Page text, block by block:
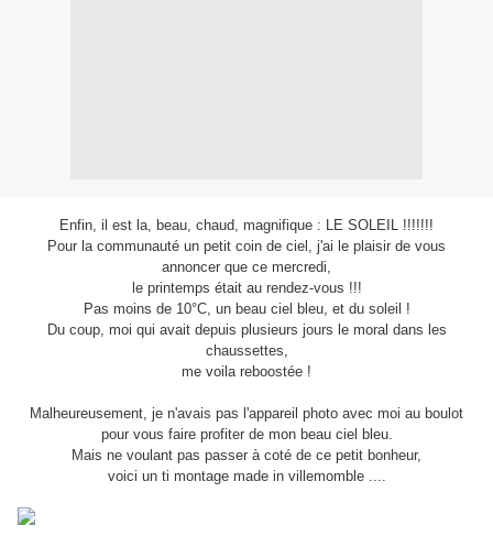
Enfin, il est la, beau, chaud, magnifique : LE SOLEIL !!!!!!!
Pour la communauté un petit coin de ciel, j'ai le plaisir de vous
annoncer que ce mercredi,
le printemps était au rendez-vous !!!
Pas moins de 10°C, un beau ciel bleu, et du soleil !
Du coup, moi qui avait depuis plusieurs jours le moral dans les
chaussettes,
me voila reboostée !
Malheureusement, je n'avais pas l'appareil photo avec moi au boulot
pour vous faire profiter de mon beau ciel bleu.
Mais ne voulant pas passer à coté de ce petit bonheur,
voici un ti montage made in villemomble ....